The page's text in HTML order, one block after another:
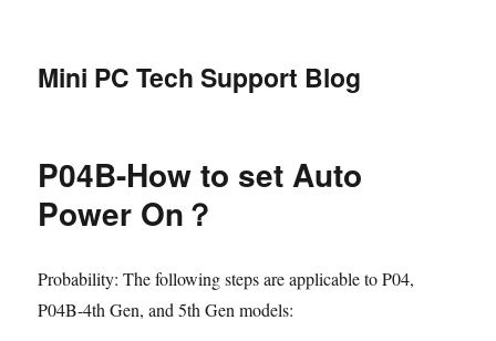
Mini PC Tech Support Blog
P04B-How to set Auto
Power On？
Probability: The following steps are applicable to P04,
P04B-4th Gen, and 5th Gen models: